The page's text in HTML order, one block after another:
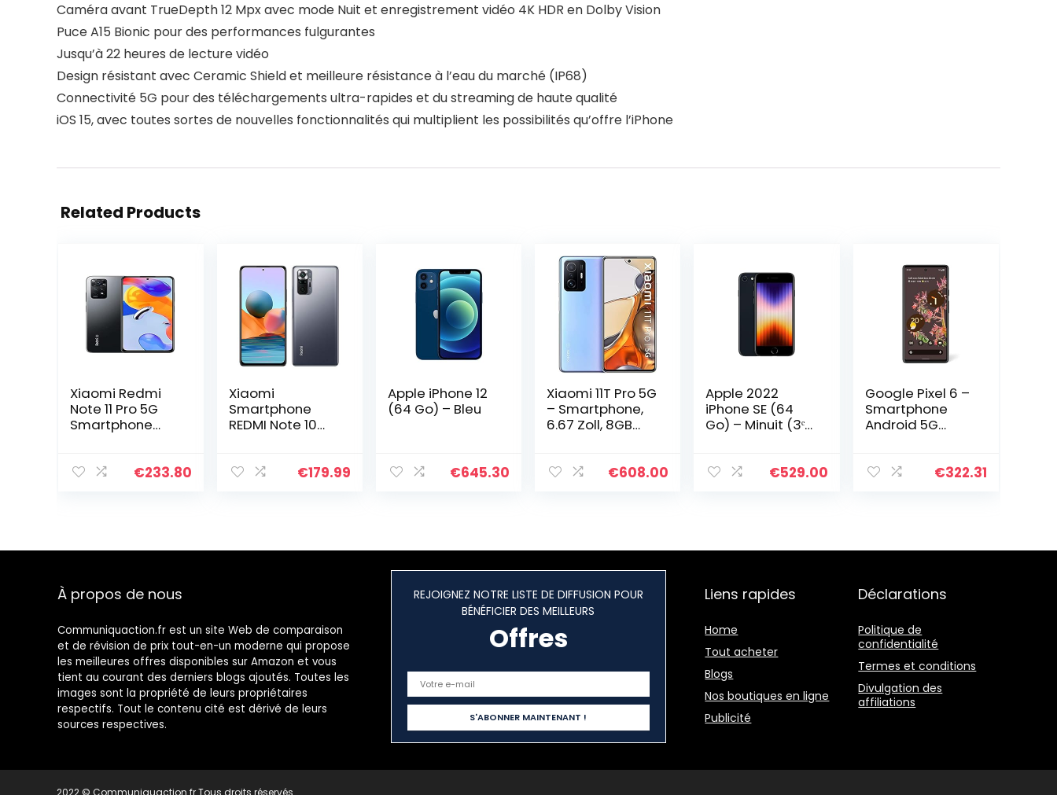
Caméra avant TrueDepth 12 Mpx avec mode Nuit et enregistrement vidéo 4K HDR en Dolby Vision
Puce A15 Bionic pour des performances fulgurantes
Jusqu’à 22 heures de lecture vidéo
Design résistant avec Ceramic Shield et meilleure résistance à l’eau du marché (IP68)
Connectivité 5G pour des téléchargements ultra-rapides et du streaming de haute qualité
iOS 15, avec toutes sortes de nouvelles fonctionnalités qui multiplient les possibilités qu’offre l’iPhone
Related Products
Xiaomi Redmi
Note 11 Pro 5G
Smartphone
DotDisplay,
6G+128GB Gris
Globale]
€233.80
Xiaomi
Smartphone
REDMI Note 10
DUALSIM Onyx
€179.99
Apple iPhone 12
(64 Go) – Bleu
€645.30
Xiaomi 11T Pro 5G
– Smartphone,
6.67 Zoll, 8GB
Android 11, Blau
€608.00
Apple 2022
iPhone SE (64
Go) – Minuit (3ᵉ
€529.00
Google Pixel 6 –
Smartphone
Android 5G
de 50 Mpx et
€322.31
À propos de nous
Communiquaction.fr est un site Web de comparaison
et de révision de prix tout-en-un moderne qui propose
les meilleures offres disponibles sur Amazon et vous
tient au courant des derniers blogs ajoutés. Toutes les
images sont la propriété de leurs propriétaires
respectifs. Tout le contenu cité est dérivé de leurs
sources respectives.
REJOIGNEZ NOTRE LISTE DE DIFFUSION POUR
BÉNÉFICIER DES MEILLEURS
Offres
Liens rapides
Home
Tout acheter
Blogs
Nos boutiques en ligne
Publicité
Déclarations
Politique de
confidentialité
Termes et conditions
Divulgation des
affiliations
2022 © Communiquaction.fr Tous droits réservés